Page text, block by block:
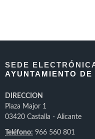
SEDE
AYUNTAMIENTO
DIRECCION
Plaza Major 1
03420 Castalla - Alicante
Teléfono: 966 560 801